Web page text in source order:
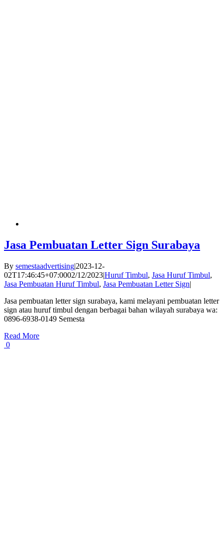
Jasa Pembuatan Letter Sign Surabaya
By semestaadvertising|2023-12-
02T17:46:45+07:0002/12/2023|Huruf Timbul, Jasa Huruf Timbul,
Jasa Pembuatan Huruf Timbul, Jasa Pembuatan Letter Sign|
Jasa pembuatan letter sign surabaya, kami melayani pembuatan letter
sign atau huruf timbul dengan berbagai bahan wilayah surabaya wa:
0896-6938-0149 Semesta
Read More
0